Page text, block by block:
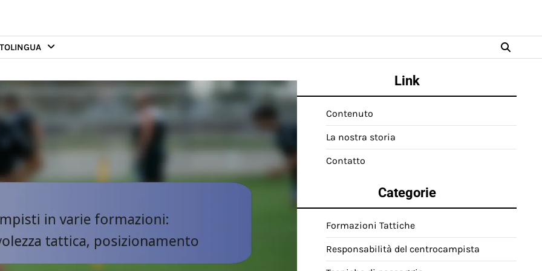
LINGUA
Link
Contenuto
La nostra storia
Contatto
Categorie
Formazioni Tattiche
Responsabilità del centrocampista